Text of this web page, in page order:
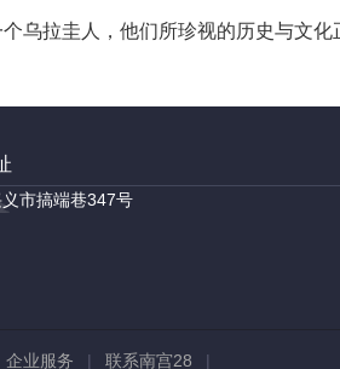
乌拉圭人，他们所珍视的历史与文化
市搞端巷347号
企业服务 | 联系南宫28 |